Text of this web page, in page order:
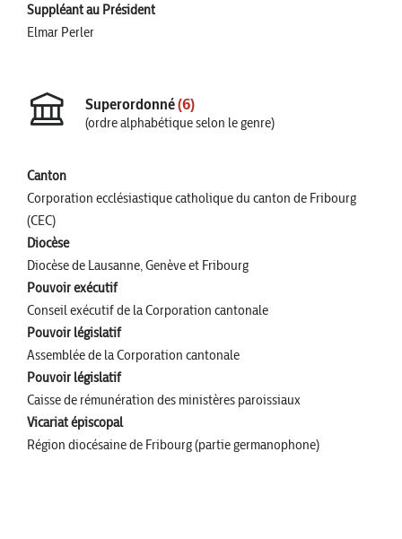
Suppléant au Président
Elmar Perler
Superordonné(6)
(ordre alphabétique selon le genre)
Canton
Corporation ecclésiastique catholique du canton de Fribourg
(CEC)
Diocèse
Diocèse de Lausanne, Genève et Fribourg
Pouvoir exécutif
Conseil exécutif de la Corporation cantonale
Pouvoir législatif
Assemblée de la Corporation cantonale
Pouvoir législatif
Caisse de rémunération des ministères paroissiaux
Vicariat épiscopal
Région diocésaine de Fribourg (partie germanophone)